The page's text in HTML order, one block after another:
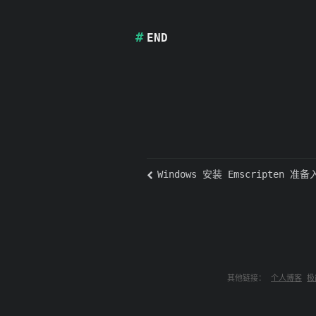
END
Windows 安装 Emscripten 准备
其他链接： 个人博客 极